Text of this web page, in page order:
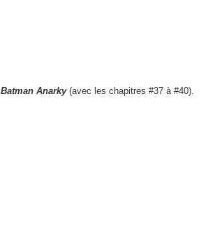
Batman Anarky(avec les chapitres #37 à #40).